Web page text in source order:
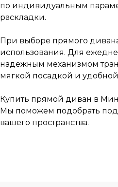
по индивидуальным
раскладки.
При выборе прямого
использования. Для
надежным механизмом
мягкой посадкой и
Купить прямой диван в
Мы поможем подобрать
вашего пространства.